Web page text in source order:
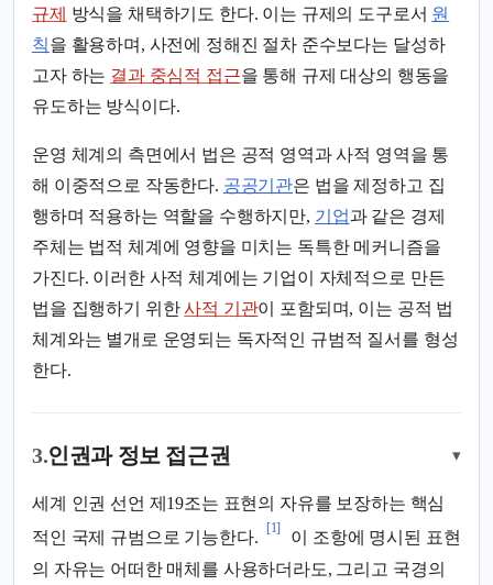
규제 방식을 채택하기도 한다. 이는 규제의 도구로서 원
칙을 활용하며, 사전에 정해진 절차 준수보다는 달성하
고자 하는 결과 중심적 접근을 통해 규제 대상의 행동을
유도하는 방식이다.
운영 체계의 측면에서 법은 공적 영역과 사적 영역을 통
해 이중적으로 작동한다. 공공기관은 법을 제정하고 집
행하며 적용하는 역할을 수행하지만, 기업과 같은 경제
주체는 법적 체계에 영향을 미치는 독특한 메커니즘을
가진다. 이러한 사적 체계에는 기업이 자체적으로 만든
법을 집행하기 위한사적 기관이 포함되며, 이는 공적 법
체계와는 별개로 운영되는 독자적인 규범적 질서를 형성
한다.
3.인권과 정보 접근권 ▾
세계 인권 선언 제19조는 표현의 자유를 보장하는 핵심
적인 국제 규범으로 기능한다.
[1]
이 조항에 명시된 표현
의 자유는 어떠한 매체를 사용하더라도, 그리고 국경의